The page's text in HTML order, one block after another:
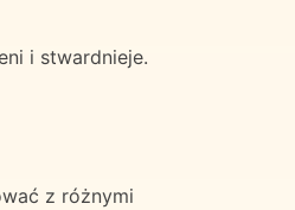
i stwardnieje.
z różnymi